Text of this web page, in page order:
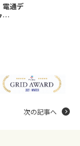
電通デ
…
次の記事へ